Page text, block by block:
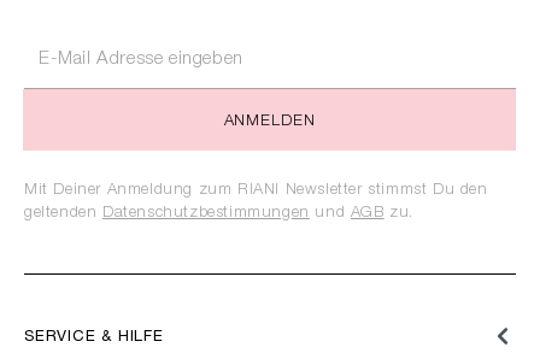
SERVICE & HILFE
ANMELDEN
Mit Deiner Anmeldung zum RIANI Newsletter stimmst Du den
geltenden Datenschutzbestimmungen und AGB zu.